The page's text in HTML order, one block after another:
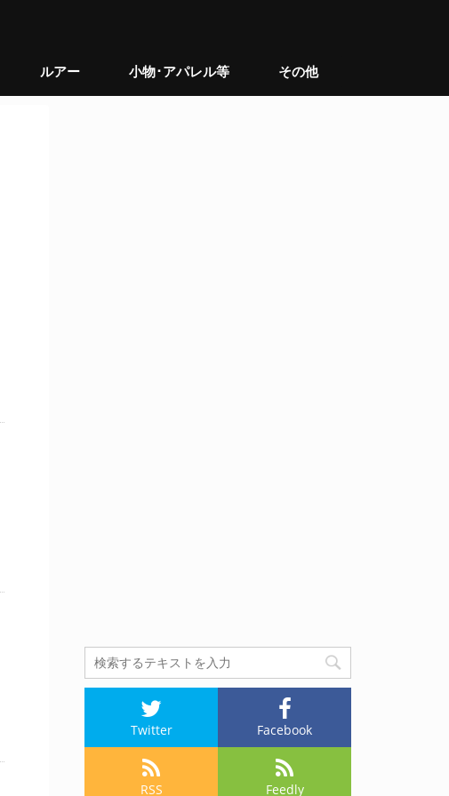
ルアー 小物･アパレル等 その他
Twitter Facebook
RSS Feedly